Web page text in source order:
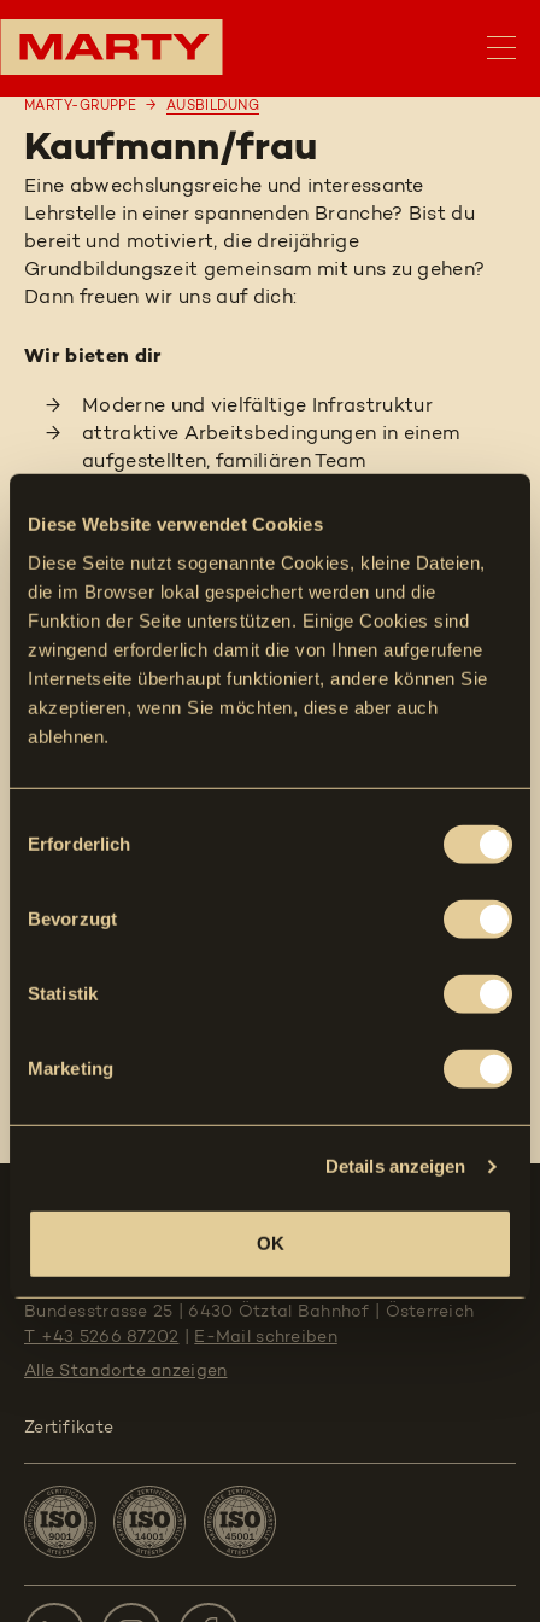
Diese Website verwendet Cookies
Diese Seite nutzt sogenannte Cookies, kleine Dateien,
die im Browser lokal gespeichert werden und die
Funktion der Seite unterstützen. Einige Cookies sind
zwingend erforderlich damit die von Ihnen aufgerufene
Internetseite überhaupt funktioniert, andere können Sie
akzeptieren, wenn Sie möchten, diese aber auch
ablehnen.
Selection
Erforderlich
Bevorzugt
Statistik
Marketing
Details anzeigen
OK
MARTY-GRUPPE AUSBILDUNG
Kaufmann/frau
Eine abwechslungsreiche und interessante
Lehrstelle in einer spannenden Branche? Bist du
bereit und motiviert, die dreijährige
Grundbildungszeit gemeinsam mit uns zu gehen?
Dann freuen wir uns auf dich:
Wir bieten dir
Moderne und vielfältige Infrastruktur
attraktive Arbeitsbedingungen in einem
aufgestellten, familiären Team
verantwortungsvolle Arbeiten
eine geeignete Stelle
Deine Aufgaben
Bedienung der Telefonzentrale und Empfang
von Kunden
allgemeine Administrationsaufgaben
Offerten erstellen
Deine Voraussetzungen
kundenorientiertes Verhalten
Teamfähigkeit
T +41 81 784 00 00
Bundesstrasse 25
6430 Ötztal Bahnhof
Österreich
T +43 5266 87202
E-Mail schreiben
Alle Standorte anzeigen
Zertifikate